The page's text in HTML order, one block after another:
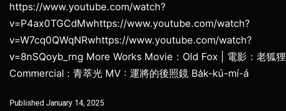
https://www.youtube.com/watch?
v=P4ax0TGCdMwhttps://www.youtube.com/watch?
v=W7cq0QWqNRwhttps://www.youtube.com/watch?
v=8nSQoyb_rng More Works Movie：Old Fox | 電影：老狐狸
Commercial : 青萃光 MV : 運將的後照鏡 Ba̍k-kú-mí-á
Published January 14, 2025